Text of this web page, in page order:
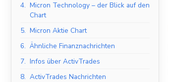
4. Micron Technology – der Blick auf den
Chart
5. Micron Aktie Chart
6. Ähnliche Finanznachrichten
7. Infos über ActivTrades
8. ActivTrades Nachrichten